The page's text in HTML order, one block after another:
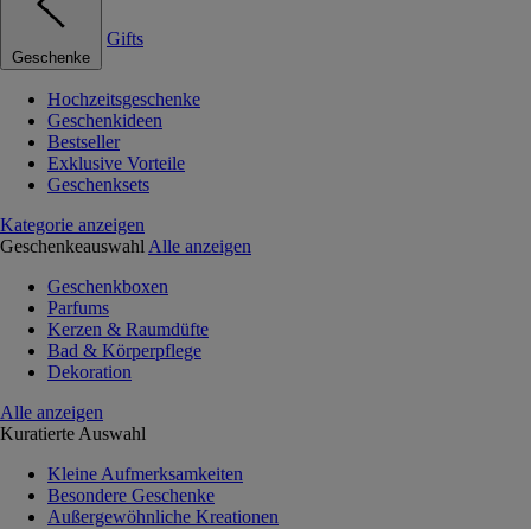
Geschenke
Gifts
Hochzeitsgeschenke
Geschenkideen
Bestseller
Exklusive Vorteile
Geschenksets
Kategorie anzeigen
Geschenkeauswahl Alle anzeigen
Geschenkboxen
Parfums
Kerzen & Raumdüfte
Bad & Körperpflege
Dekoration
Alle anzeigen
Kuratierte Auswahl
Kleine Aufmerksamkeiten
Besondere Geschenke
Außergewöhnliche Kreationen